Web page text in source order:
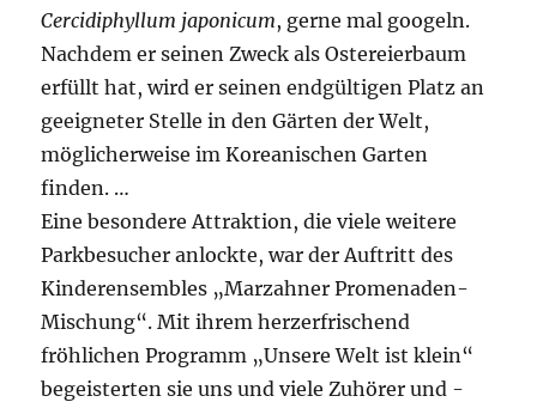
Cercidiphyllum japonicum, gerne mal googeln.
Nachdem er seinen Zweck als Ostereierbaum
erfüllt hat, wird er seinen endgültigen Platz an
geeigneter Stelle in den Gärten der Welt,
möglicherweise im Koreanischen Garten
finden. …
Eine besondere Attraktion, die viele weitere
Parkbesucher anlockte, war der Auftritt des
Kinderensembles „Marzahner Promenaden-
Mischung“. Mit ihrem herzerfrischend
fröhlichen Programm „Unsere Welt ist klein“
begeisterten sie uns und viele Zuhörer und -